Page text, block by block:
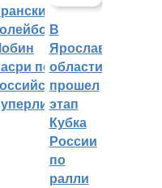
покинет
В
Ярославской
области
прошел
этап
Кубка
России
по
ралли